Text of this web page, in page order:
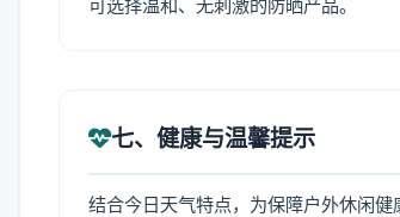
可选择温和、无刺激的防晒产品。
七、健康与温馨提示
结合今日天气特点，为保障户外休闲健